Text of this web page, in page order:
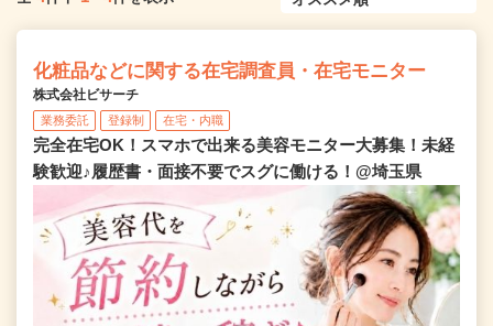
化粧品などに関する在宅調査員・在宅モニター
株式会社ビサーチ
業務委託 登録制 在宅・内職
完全在宅OK！スマホで出来る美容モニター大募集！未経
験歓迎♪履歴書・面接不要でスグに働ける！@埼玉県